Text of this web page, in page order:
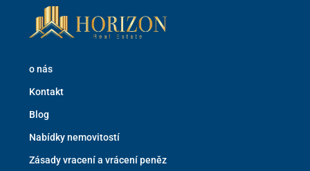
o nás
Kontakt
Blog
Nabídky nemovitostí
Zásady vracení a vrácení peněz